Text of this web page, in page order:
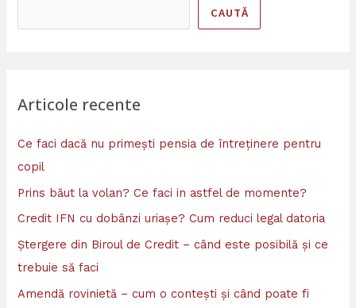
CAUTĂ
Articole recente
Ce faci dacă nu primești pensia de întreținere pentru
copil
Prins băut la volan? Ce faci in astfel de momente?
Credit IFN cu dobânzi uriașe? Cum reduci legal datoria
Ștergere din Biroul de Credit – când este posibilă și ce
trebuie să faci
Amendă rovinietă – cum o contești și când poate fi